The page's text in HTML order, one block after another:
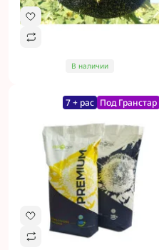
В наличии
7 + рас Под Гранстар